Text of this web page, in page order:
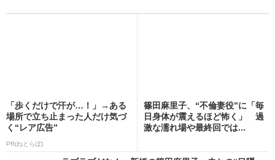
「歩くだけで汗が…！」→ある
場所で立ち止まった人だけ気づ
く“レア広告”
PR(ねとらぼ)
篠田麻里子、“不倫妻役”に「毎
日身体が震えるほど怖く」 過
激な濡れ場や最終回では...